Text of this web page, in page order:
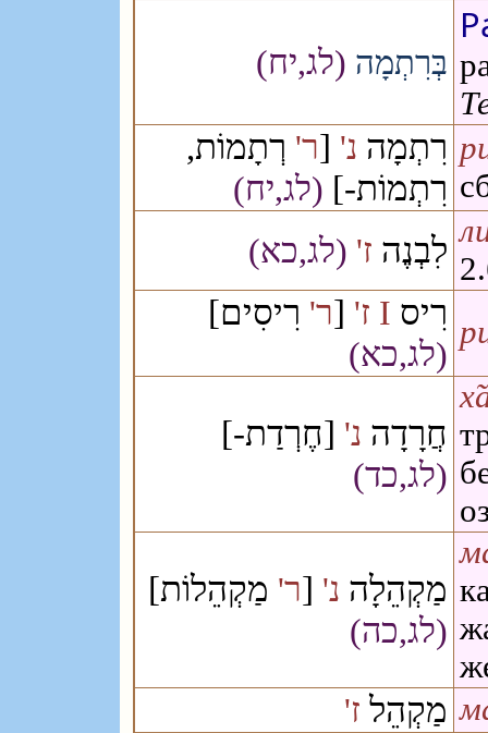
בְּרִתְמָה (לג,יח)
רִתְמָה נ' [ר' רְתָמוֹת,
רִתְמוֹת-] (לג,יח)
לִבְנֶה ז' (לג,כא)
רִיס I ז' [ר' רִיסִים]
(לג,כא)
חֲרָדָה נ' [חֶרְדַת-]
(לג,כד)
מַקְהֵלָה נ' [ר' מַקְהֵלוֹת]
(לג,כה)
מַקְהֵל ז'